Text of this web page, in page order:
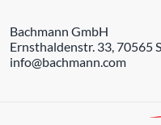
Bachmann GmbH
Ernsthaldenstr. 33, 70565
info@bachmann.com